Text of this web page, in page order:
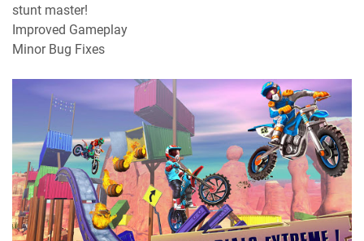
stunt master!
Improved Gameplay
Minor Bug Fixes